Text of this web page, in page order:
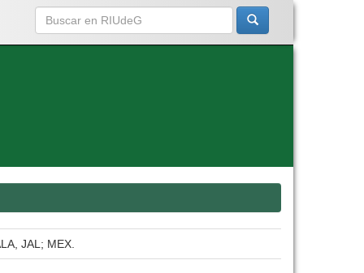
JAL; MEX.